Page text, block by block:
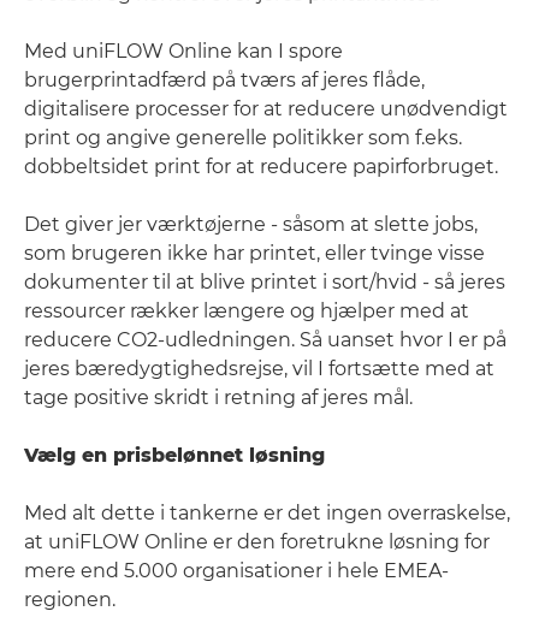
Med uniFLOW Online kan I spore
brugerprintadfærd på tværs af jeres flåde,
digitalisere processer for at reducere unødvendigt
print og angive generelle politikker som f.eks.
dobbeltsidet print for at reducere papirforbruget.
Det giver jer værktøjerne - såsom at slette jobs,
som brugeren ikke har printet, eller tvinge visse
dokumenter til at blive printet i sort/hvid - så jeres
ressourcer rækker længere og hjælper med at
reducere CO2-udledningen. Så uanset hvor I er på
jeres bæredygtighedsrejse, vil I fortsætte med at
tage positive skridt i retning af jeres mål.
Vælg en prisbelønnet løsning
Med alt dette i tankerne er det ingen overraskelse,
at uniFLOW Online er den foretrukne løsning for
mere end 5.000 organisationer i hele EMEA-
regionen.